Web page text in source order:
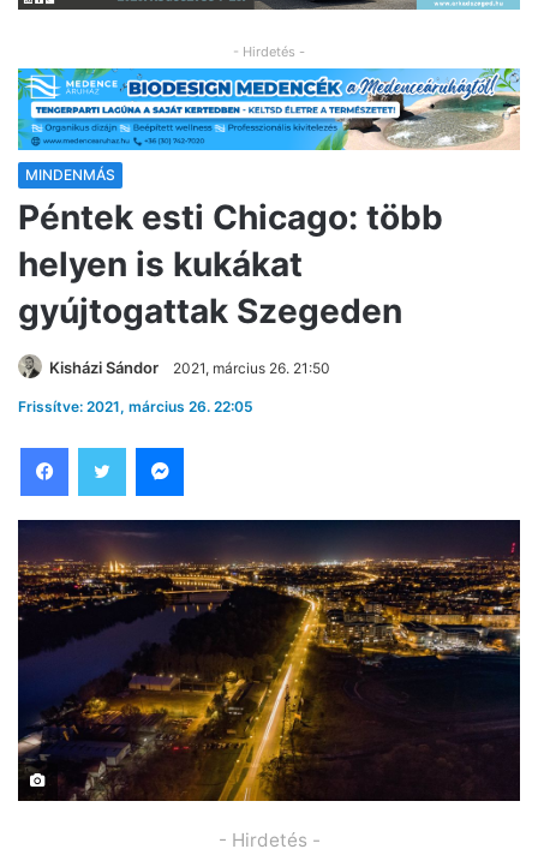
- Hirdetés -
MINDENMÁS
Péntek esti Chicago: több
helyen is kukákat
gyújtogattak Szegeden
Kisházi Sándor 2021, március 26. 21:50
Frissítve: 2021, március 26. 22:05
- Hirdetés -